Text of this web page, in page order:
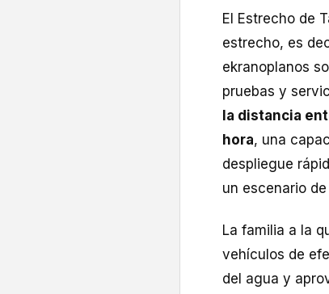
El Estrecho de
estrecho, es
ekranoplanos
pruebas y
la distancia
hora, una
despliegue
un escenario
La familia a la
vehículos de
del agua y